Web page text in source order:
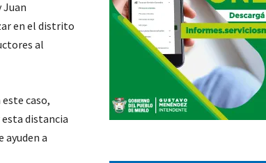
Juan
en el distrito
al
caso,
distancia
ayuden a